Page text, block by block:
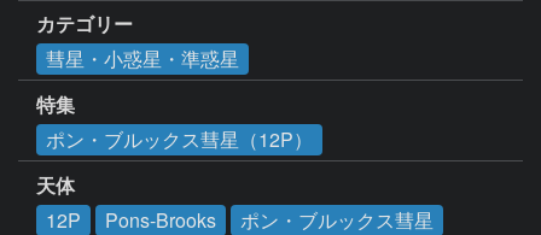
カテゴリー
彗星・小惑星・準惑星
特集
ポン・ブルックス彗星（12P）
天体
12P
Pons-Brooks ポン・ブルックス彗星